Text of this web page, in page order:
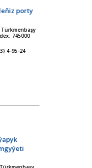
porty
745000
4-95-24